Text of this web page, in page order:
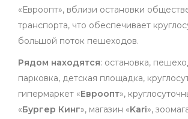
«Евроопт», вблизи остановки
транспорта, что обеспечивает
большой поток пешеходов.
Рядом находятся: остановка,
парковка, детская площадка,
гипермаркет «Евроопт»,
«Бургер Кинг», магазин «Kari»,